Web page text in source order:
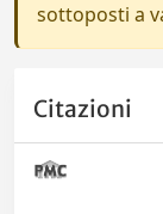
sottoposti a
Citazioni